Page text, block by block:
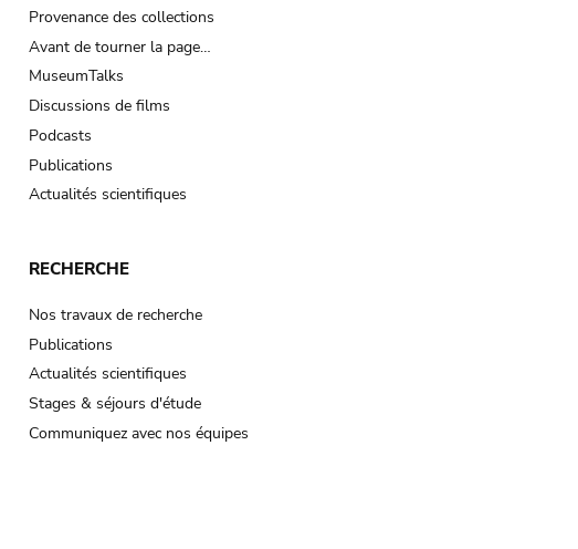
Provenance des collections
Avant de tourner la page…
MuseumTalks
Discussions de films
Podcasts
Publications
Actualités scientifiques
RECHERCHE
Nos travaux de recherche
Publications
Actualités scientifiques
Stages & séjours d'étude
Communiquez avec nos équipes